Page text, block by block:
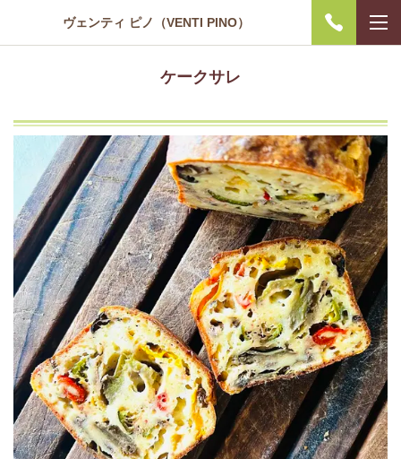
ヴェンティ ピノ（VENTI PINO）
ケークサレ